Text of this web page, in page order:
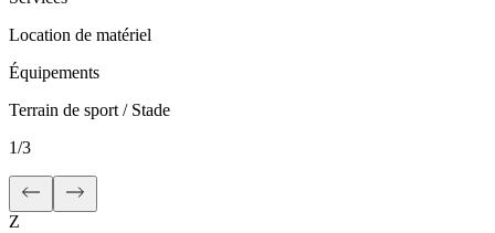
Location de matériel
Équipements
Terrain de sport / Stade
1/3
Z